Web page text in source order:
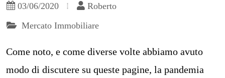
03/06/2020
Roberto
Mercato Immobiliare
Come noto, e come diverse volte abbiamo avuto
modo di discutere su queste pagine, la pandemia